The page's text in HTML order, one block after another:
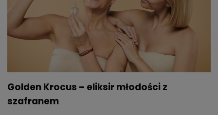
Golden Krocus – eliksir młodości z
szafranem